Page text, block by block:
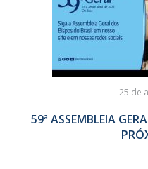
25 de
59ª ASSEMBLEIA